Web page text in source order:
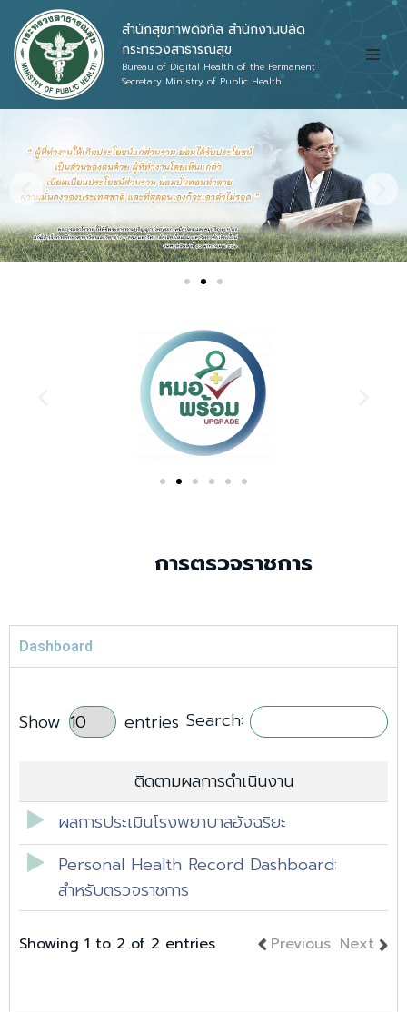
Skip
to
content
สำนักสุขภาพดิจิทัล สำนักงานปลัด
กระทรวงสาธารณสุข
Bureau of Digital Health of the Permanent
Secretary Ministry of Public Health
การตรวจราชการ
Dashboard
Show entries Search:
ติดตามผลการดำเนินงาน
ผลการประเมินโรงพยาบาลอัจฉริยะ
Personal Health Record Dashboard:
สำหรับตรวจราชการ
Showing 1 to 2 of 2 entries Previous Next